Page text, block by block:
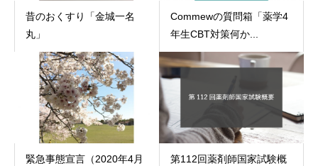
昔のおくすり「金城一名
丸」
Commewの質問箱「薬学4
年生CBT対策何か...
緊急事態宣言（2020年4月
第112回薬剤師国家試験概